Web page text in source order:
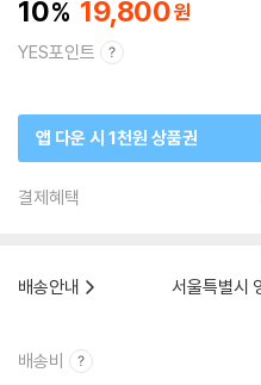
10 19,800
YES포인트
앱 다운 시 1천원 상품권
결제혜택
배송안내
서울특별시
배송비